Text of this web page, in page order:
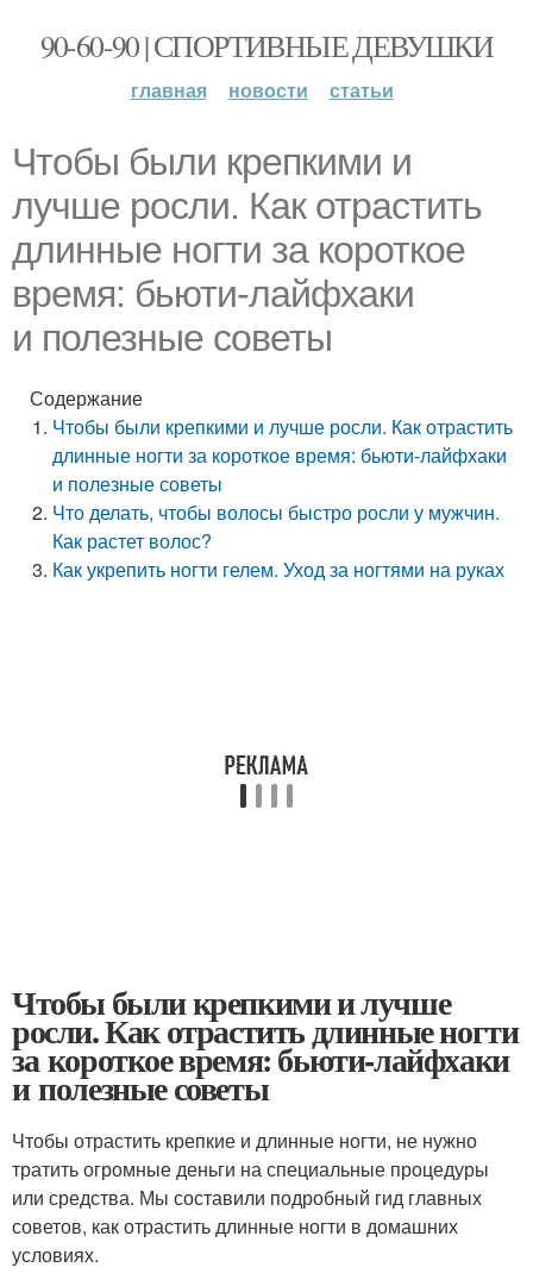
90-60-90 | СПОРТИВНЫЕ ДЕВУШКИ
главная новости статьи
Чтобы были крепкими и
лучше росли. Как отрастить
длинные ногти за короткое
время: бьюти-лайфхаки
и полезные советы
Содержание
Чтобы были крепкими и лучше росли. Как отрастить
длинные ногти за короткое время: бьюти-лайфхаки
и полезные советы
Что делать, чтобы волосы быстро росли у мужчин.
Как растет волос?
Как укрепить ногти гелем. Уход за ногтями на руках
Чтобы были крепкими и лучше
росли. Как отрастить длинные ногти
за короткое время: бьюти-лайфхаки
и полезные советы
Чтобы отрастить крепкие и длинные ногти, не нужно
тратить огромные деньги на специальные процедуры
или средства. Мы составили подробный гид главных
советов, как отрастить длинные ногти в домашних
условиях.